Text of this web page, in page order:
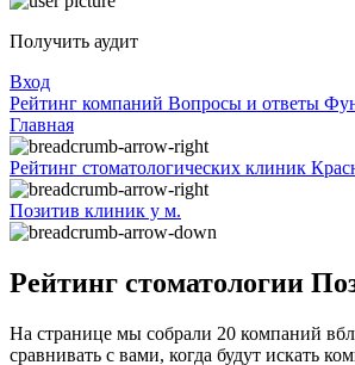
Получить аудит
Вход
Рейтинг компаний Вопросы и ответы
Главная
Рейтинг стоматологических клиник
Позитив клиник у м.
Рейтинг стоматологии
На странице мы собрали 20 компаний
сравнивать с вами, когда будут искать